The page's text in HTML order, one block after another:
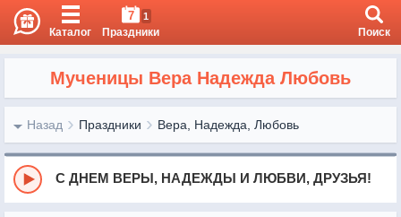
Каталог
7 1
Праздники Поиск
Мученицы Вера Надежда Любовь
Назад Праздники Вера, Надежда, Любовь
С ДНЕМ ВЕРЫ, НАДЕЖДЫ И ЛЮБВИ, ДРУЗЬЯ!